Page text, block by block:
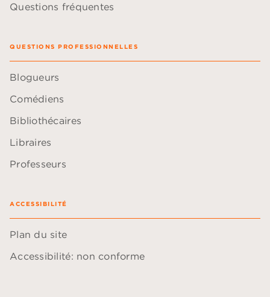
Questions fréquentes
QUESTIONS PROFESSIONNELLES
Blogueurs
Comédiens
Bibliothécaires
Libraires
Professeurs
ACCESSIBILITÉ
Plan du site
Accessibilité: non conforme